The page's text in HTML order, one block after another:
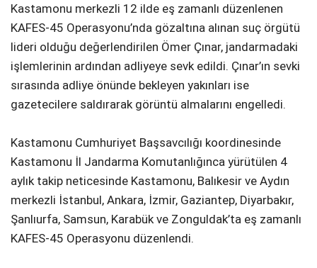
Kastamonu merkezli 12 ilde eş zamanlı düzenlenen
KAFES-45 Operasyonu’nda gözaltına alınan suç örgütü
lideri olduğu değerlendirilen Ömer Çınar, jandarmadaki
işlemlerinin ardından adliyeye sevk edildi. Çınar’ın sevki
sırasında adliye önünde bekleyen yakınları ise
gazetecilere saldırarak görüntü almalarını engelledi.
Kastamonu Cumhuriyet Başsavcılığı koordinesinde
Kastamonu İl Jandarma Komutanlığınca yürütülen 4
aylık takip neticesinde Kastamonu, Balıkesir ve Aydın
merkezli İstanbul, Ankara, İzmir, Gaziantep, Diyarbakır,
Şanlıurfa, Samsun, Karabük ve Zonguldak’ta eş zamanlı
KAFES-45 Operasyonu düzenlendi.